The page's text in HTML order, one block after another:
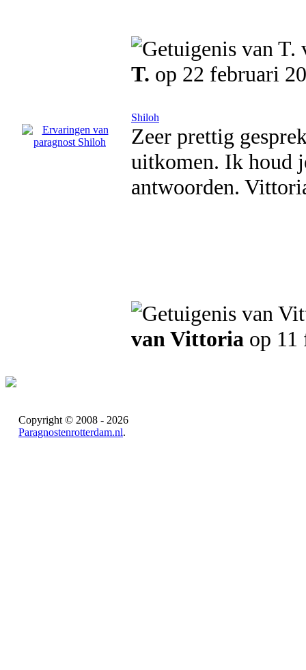
T. op 22 februari
Shiloh
Zeer prettig
uitkomen. Ik houd
antwoorden.
van Vittoria op 11
Copyright © 2008 - 2026
Paragnostenrotterdam.nl.